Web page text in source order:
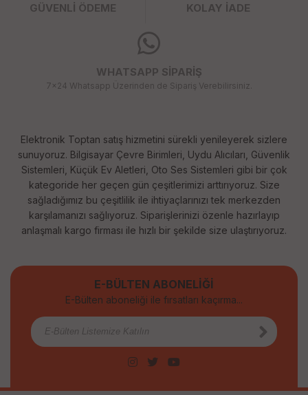
GÜVENLİ ÖDEME KOLAY İADE
WHATSAPP SİPARİŞ
7x24 Whatsapp Üzerinden de Sipariş Verebilirsiniz.
Elektronik Toptan satış hizmetini sürekli yenileyerek sizlere
sunuyoruz. Bilgisayar Çevre Birimleri, Uydu Alıcıları, Güvenlik
Sistemleri, Küçük Ev Aletleri, Oto Ses Sistemleri gibi bir çok
kategoride her geçen gün çeşitlerimizi arttırıyoruz. Size
sağladığımız bu çeşitlilik ile ihtiyaçlarınızı tek merkezden
karşılamanızı sağlıyoruz. Siparişlerinizi özenle hazırlayıp
anlaşmalı kargo firması ile hızlı bir şekilde size ulaştırıyoruz.
E-BÜLTEN ABONELİĞİ
E-Bülten aboneliği ile fırsatları kaçırma...